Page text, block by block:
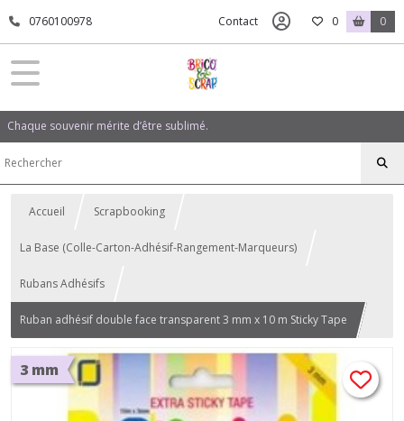
0760100978 Contact 0 0
Chaque souvenir mérite d’être sublimé.
Accueil Scrapbooking
La Base (Colle-Carton-Adhésif-Rangement-Marqueurs)
Rubans Adhésifs
Ruban adhésif double face transparent 3 mm x 10 m Sticky Tape
3 mm